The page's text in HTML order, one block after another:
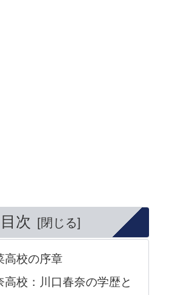
目次
高校の序章
高校：川口春奈の学歴と